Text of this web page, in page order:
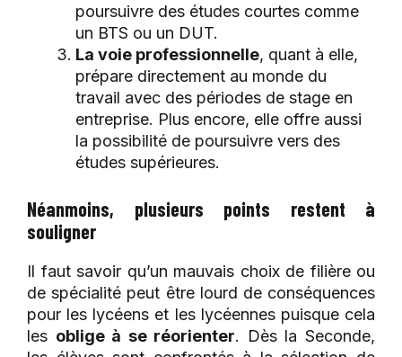
poursuivre des études courtes comme
un BTS ou un DUT.
La voie professionnelle, quant à elle,
prépare directement au monde du
travail avec des périodes de stage en
entreprise. Plus encore, elle offre aussi
la possibilité de poursuivre vers des
études supérieures.
Néanmoins, plusieurs points restent à
souligner
Il faut savoir qu’un mauvais choix de filière ou
de spécialité peut être lourd de conséquences
pour les lycéens et les lycéennes puisque cela
les oblige à se réorienter. Dès la Seconde,